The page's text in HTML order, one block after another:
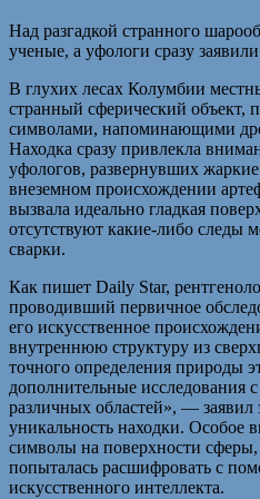
Над разгадкой странного
ученые, а уфологи сразу
В глухих лесах Колумбии
странный сферический объект,
символами, напоминающими
Находка сразу привлекла
уфологов, развернувших
внеземном происхождении
вызвала идеально гладкая
отсутствуют какие-либо следы
сварки.
Как пишет Daily Star,
проводивший первичное
его искусственное
внутреннюю структуру из
точного определения природы
дополнительные исследования
различных областей», — заявил
уникальность находки. Особое
символы на поверхности
попыталась расшифровать с
искусственного интеллекта.